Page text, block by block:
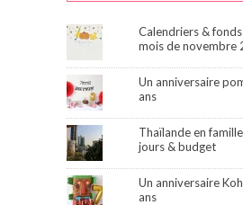
Calendriers &
mois de novembre
Un anniversaire
ans
Thaïlande en
jours & budget
Un anniversaire
ans